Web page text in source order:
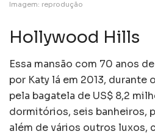
Imagem: reprodução
Hollywood Hills
Essa mansão com 70 anos
por Katy lá em 2013, durante
pela bagatela de US$ 8,2
dormitórios, seis banheiros,
além de vários outros luxos,